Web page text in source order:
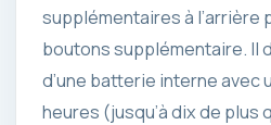
supplémentaires à l’arrière
boutons supplémentaire. Il
d’une batterie interne avec
heures (jusqu’à dix de plus